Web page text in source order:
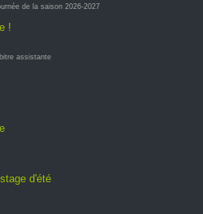
de la saison 2026-2027
!
assistante
d'été